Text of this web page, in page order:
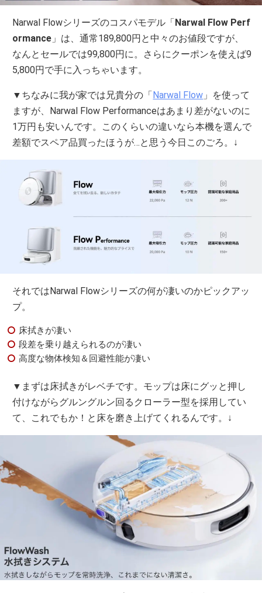
Narwal Flowシリーズのコスパモデル「 Narwal Flow Perf
ormance 」は、通常189,800円と中々のお値段ですが、
なんとセールでは99,800円に。さらにクーポンを使えば9
5,800円で手に入っちゃいます。
▼ちなみに我が家では兄貴分の「 Narwal Flow 」を使って
ますが、Narwal Flow Performanceはあまり差がないのに
1万円も安いんです。このくらいの違いなら本機を選んで
差額でスペア品買ったほうが…と思う今日このごろ。↓
それではNarwal Flowシリーズの何が凄いのかピックアッ
プ。
床拭きが凄い
段差を乗り越えられるのが凄い
高度な物体検知＆回避性能が凄い
▼まずは床拭きがレベチです。モップは床にグッと押し
付けながらグルングルン回るクローラー型を採用してい
て、これでもか！と床を磨き上げてくれるんです。↓